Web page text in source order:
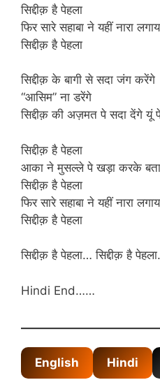
सिद्दीक़ है पेहला
फिर सारे सहाबा ने यहीं नारा
सिद्दीक़ है पेहला
सिद्दीक़ के बागी से सदा जंग करेंगे
“आसिम” ना डरेंगे
सिद्दीक़ की अज़मत पे सदा देंगे यूं
सिद्दीक़ है पेहला
आका ने मुसल्ले पे खड़ा करके
सिद्दीक़ है पेहला
फिर सारे सहाबा ने यहीं नारा
सिद्दीक़ है पेहला
सिद्दीक़ है पेहला… सिद्दीक़ है
Hindi End……
English Hindi